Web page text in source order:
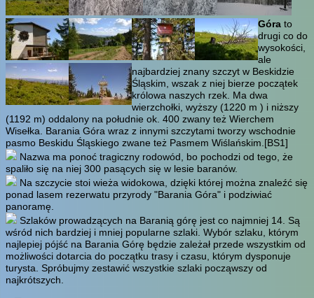
Góra to
drugi co do
wysokości,
ale
najbardziej znany szczyt w Beskidzie
Śląskim, wszak z niej bierze początek
królowa naszych rzek. Ma dwa
wierzchołki, wyższy (1220 m ) i niższy
(1192 m) oddalony na południe ok. 400 zwany też Wierchem
Wisełka. Barania Góra wraz z innymi szczytami tworzy wschodnie
pasmo Beskidu Śląskiego zwane też Pasmem Wiślańskim. [BS1]
Nazwa ma ponoć tragiczny rodowód, bo pochodzi od tego, że
spaliło się na niej 300 pasących się w lesie baranów.
Na szczycie stoi wieża widokowa, dzięki której można znaleźć się
ponad lasem rezerwatu przyrody "Barania Góra" i podziwiać
panoramę.
Szlaków prowadzących na Baranią górę jest co najmniej 14. Są
wśród nich bardziej i mniej popularne szlaki. Wybór szlaku, którym
najlepiej pójść na Barania Górę będzie zależał przede wszystkim od
możliwości dotarcia do początku trasy i czasu, którym dysponuje
turysta. Spróbujmy zestawić wszystkie szlaki począwszy od
najkrótszych.